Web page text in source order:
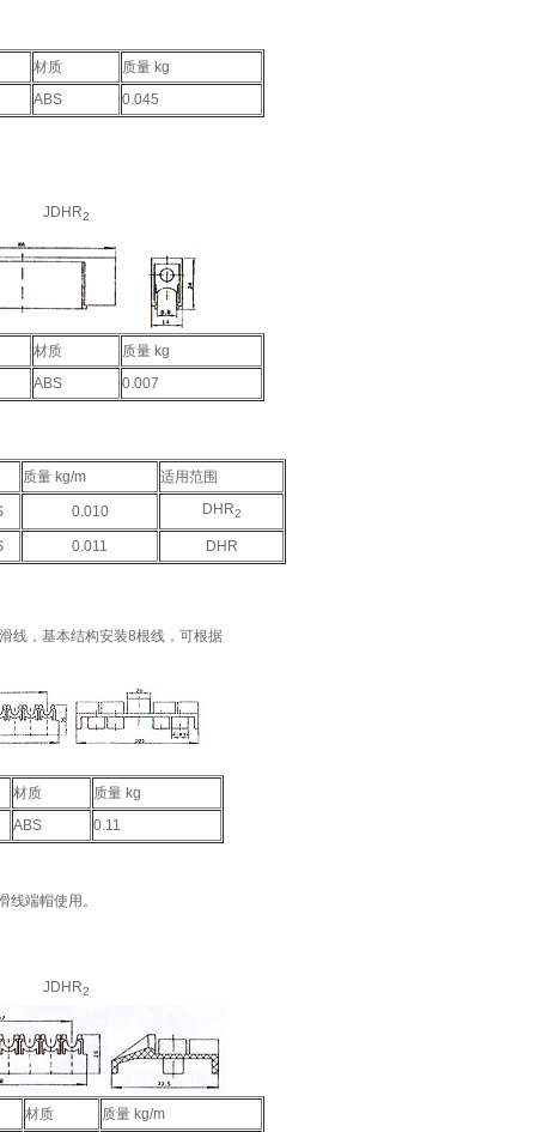
材质
质量 kg
ABS
0.045
JDHR2
材质
质量 kg
ABS
0.007
质量 kg/m 适用范围
0.010 DHR2
0.011 DHR
线，基本结构安装8根线，可根据
材质
质量 kg
ABS
0.11
端帽使用。
JDHR2
材质 质量 kg/m